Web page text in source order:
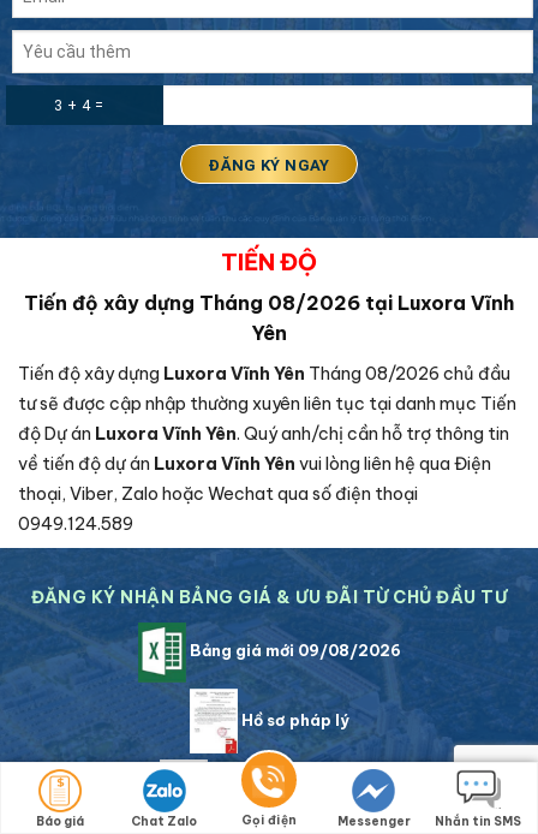
3 + 4 =
TIẾN ĐỘ
Tiến độ xây dựng Tháng 08/2026 tại Luxora Vĩnh
Yên
Tiến độ xây dựng Luxora Vĩnh Yên Tháng 08/2026 chủ đầu
tư sẽ được cập nhập thường xuyên liên tục tại danh mục Tiến
độ Dự án Luxora Vĩnh Yên. Quý anh/chị cần hỗ trợ thông tin
về tiến độ dự án Luxora Vĩnh Yên vui lòng liên hệ qua Điện
thoại, Viber, Zalo hoặc Wechat qua số điện thoại
0949.124.589
ĐĂNG KÝ NHẬN BẢNG GIÁ & ƯU ĐÃI TỪ CHỦ ĐẦU TƯ
Bảng giá mới 09/08/2026
Hồ sơ pháp lý
Chính sách bán hàng
Báo giá Chat Zalo Gọi điện Messenger Nhắn tin SMS